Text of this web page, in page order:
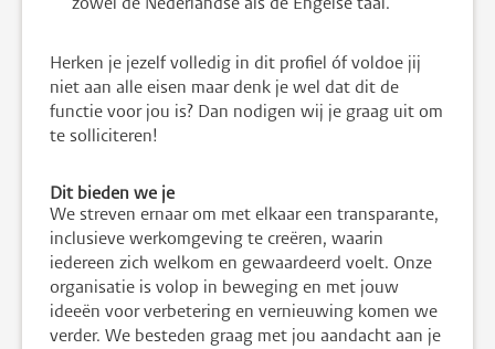
Herken je jezelf volledig in dit profiel óf voldoe jij
niet aan alle eisen maar denk je wel dat dit de
functie voor jou is? Dan nodigen wij je graag uit om
te solliciteren!
Dit bieden we je
We streven ernaar om met elkaar een transparante,
inclusieve werkomgeving te creëren, waarin
iedereen zich welkom en gewaardeerd voelt. Onze
organisatie is volop in beweging en met jouw
ideeën voor verbetering en vernieuwing komen we
verder. We besteden graag met jou aandacht aan je